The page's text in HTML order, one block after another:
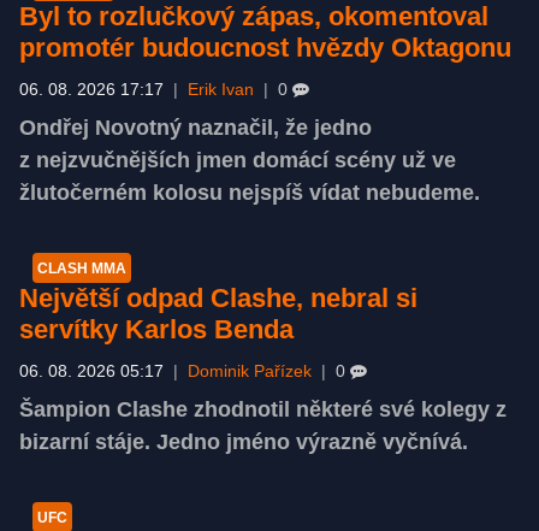
Byl to rozlučkový zápas, okomentoval
promotér budoucnost hvězdy Oktagonu
06. 08. 2026 17:17 Erik Ivan 0
Ondřej Novotný naznačil, že jedno
z nejzvučnějších jmen domácí scény už ve
žlutočerném kolosu nejspíš vídat nebudeme.
CLASH MMA
Největší odpad Clashe, nebral si
servítky Karlos Benda
06. 08. 2026 05:17 Dominik Pařízek 0
Šampion Clashe zhodnotil některé své kolegy z
bizarní stáje. Jedno jméno výrazně vyčnívá.
UFC